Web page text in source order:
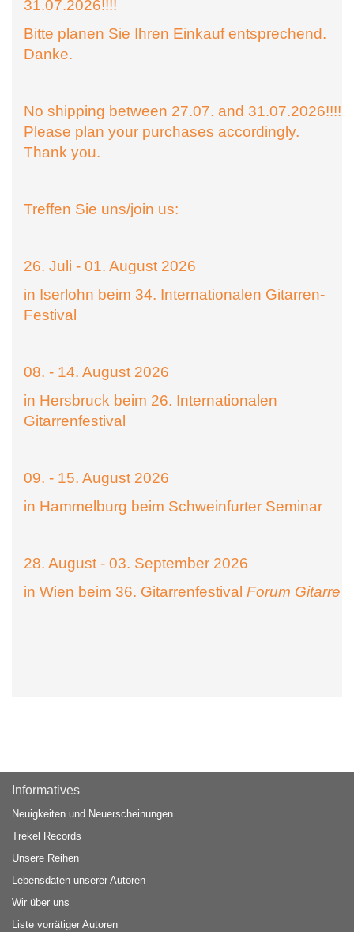
31.07.2026!!!!
Bitte planen Sie Ihren Einkauf entsprechend.
Danke.
No shipping between 27.07. and 31.07.2026!!!!
Please plan your purchases accordingly.
Thank you.
Treffen Sie uns/join us:
26. Juli - 01. August 2026
in Iserlohn beim 34. Internationalen Gitarren-
Festival
08. - 14. August 2026
in Hersbruck beim 26. Internationalen
Gitarrenfestival
09. - 15. August 2026
in Hammelburg beim Schweinfurter Seminar
28. August - 03. September 2026
in Wien beim 36. Gitarrenfestival Forum Gitarre
Informatives
Neuigkeiten und Neuerscheinungen
Trekel Records
Unsere Reihen
Lebensdaten unserer Autoren
Wir über uns
Liste vorrätiger Autoren